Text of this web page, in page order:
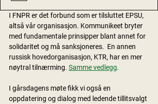
I FNPR er det forbund som er tilsluttet EPSU,
altså vår organisasjon. Kommunikeet bryter
med fundamentale prinsipper blant annet for
solidaritet og må sanksjoneres.  En annen
russisk hovedorganisasjon, KTR, har en mer
nøytral tilnærming. Samme vedlegg.
I gårsdagens møte fikk vi også en
oppdatering og dialog med ledende tillitsvalgt